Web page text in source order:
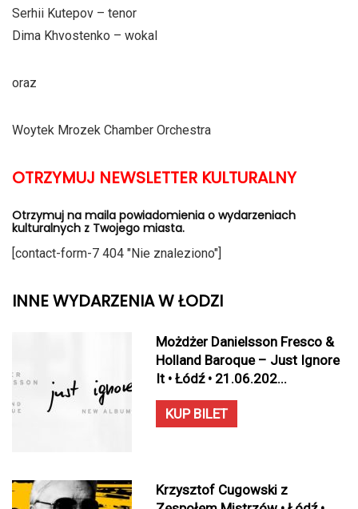
Serhii Kutepov – tenor
Dima Khvostenko – wokal
oraz
Woytek Mrozek Chamber Orchestra
OTRZYMUJ NEWSLETTER KULTURALNY
Otrzymuj na maila powiadomienia o wydarzeniach
kulturalnych z Twojego miasta.
[contact-form-7 404 "Nie znaleziono"]
INNE WYDARZENIA W ŁODZI
Możdżer Danielsson Fresco &
Holland Baroque – Just Ignore
It • Łódź • 21.06.202...
KUP BILET
Krzysztof Cugowski z